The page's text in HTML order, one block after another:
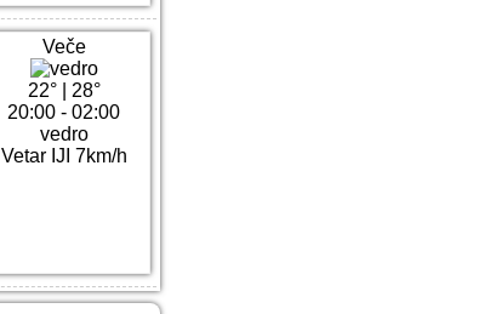
Veče
22°| 28°
20:00 - 02:00
vedro
Vetar IJI 7km/h